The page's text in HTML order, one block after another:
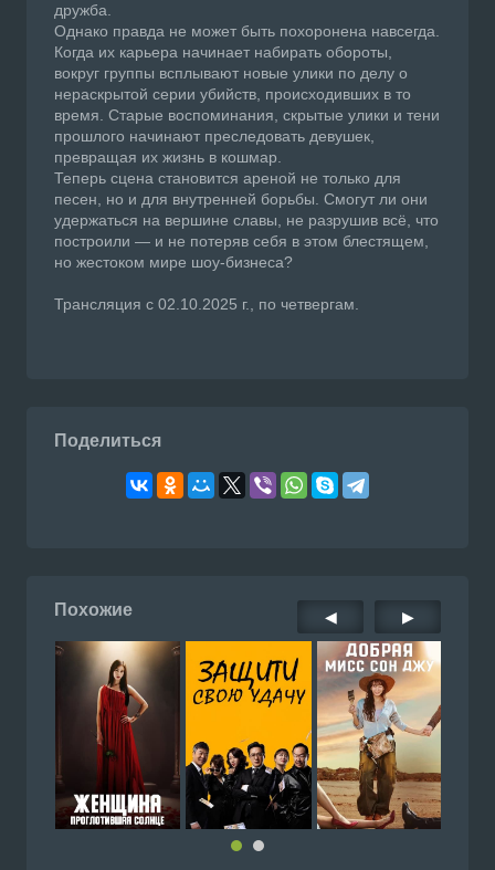
дружба.
Однако правда не может быть похоронена навсегда.
Когда их карьера начинает набирать обороты,
вокруг группы всплывают новые улики по делу о
нераскрытой серии убийств, происходивших в то
время. Старые воспоминания, скрытые улики и тени
прошлого начинают преследовать девушек,
превращая их жизнь в кошмар.
Теперь сцена становится ареной не только для
песен, но и для внутренней борьбы. Смогут ли они
удержаться на вершине славы, не разрушив всё, что
построили — и не потеряв себя в этом блестящем,
но жестоком мире шоу-бизнеса?
Трансляция с 02.10.2025 г., по четвергам.
Поделиться
Похожие ◀ ▶